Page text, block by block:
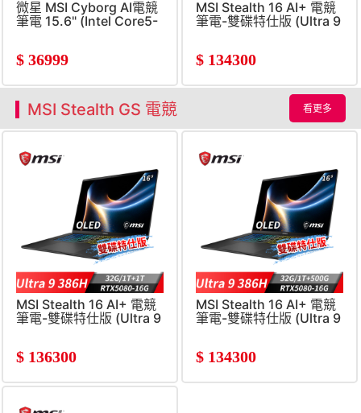
微星 MSI Cyborg AI電競
筆電 15.6" (Intel Core5-
$ 36999
MSI Stealth 16 AI+ 電競
筆電-雙碟特仕版 (Ultra 9
$ 134300
MSI Stealth GS 電競 看更多
MSI Stealth 16 AI+ 電競
筆電-雙碟特仕版 (Ultra 9
$ 136300
MSI Stealth 16 AI+ 電競
筆電-雙碟特仕版 (Ultra 9
$ 134300